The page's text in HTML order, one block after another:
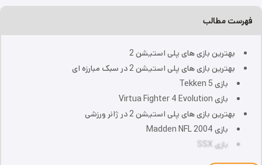
فهرست مطالب
بهترین بازی های پلی استیشن 2
بهترین بازی های پلی استیشن 2 در سبک مبارزه ای
بازی Tekken 5
بازی Virtua Fighter 4 Evolution
بهترین بازی های پلی استیشن 2 در ژانر ورزشی
بازی Madden NFL 2004
بازی SSX